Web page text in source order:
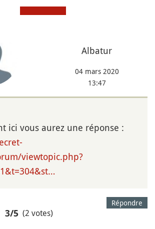
Albatur
04 mars 2020
13:47
ici vous aurez une réponse :
viewtopic.php?
Répondre
3/5 (2 votes)